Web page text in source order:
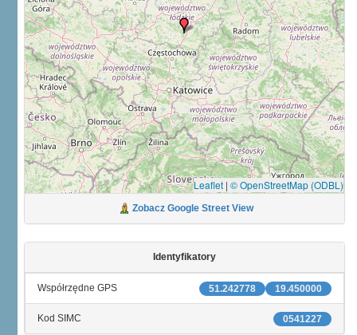
Leaflet | © OpenStreetMap (ODBL)
Zobacz Google Street View
Identyfikatory
19.450000
51.242778
Współrzędne GPS
0541227
Kod SIMC